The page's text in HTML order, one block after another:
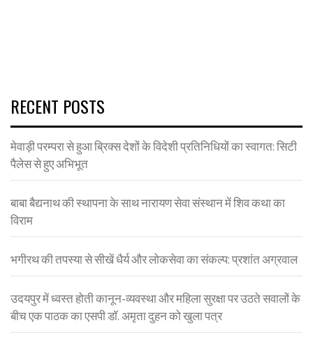
RECENT POSTS
मेवाड़ी परम्परा से हुआ ब्रिक्स देशों के विदेशी प्रतिनिधियों का स्वागत: सिटी
पैलेस से हुए अभिभूत
बाबा बैद्यनाथ की स्थापना के साथ नारायण सेवा संस्थान में शिव कथा का
विराम
भगीरथ की तपस्या से सीखें धैर्य और लोकसेवा का संकल्प: प्रशांत अग्रवाल
उदयपुर में ध्वस्त होती कानून-व्यवस्था और महिला सुरक्षा पर उठते सवालों के
बीच एक पाठक का एसपी डॉ. अमृता दुहन को खुला पत्र